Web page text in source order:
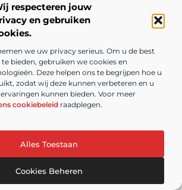
respecteren jouw
en gebruiken
we uw privacy serieus. Om u de best
bieden, gebruiken we cookies en
Deze helpen ons te begrijpen hoe u
zodat wij deze kunnen verbeteren en u
kunnen bieden. Voor meer
cookiebeleid raadplegen.
Alles Toestaan
Cookies Beheren
in hand gaan. Schoenmaker in
uitzondering. Maar wat maakt de